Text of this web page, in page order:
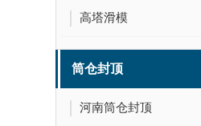
高塔滑模
筒仓封顶
河南筒仓封顶